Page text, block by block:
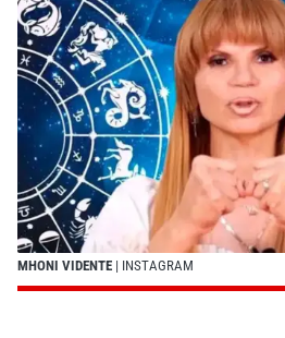
MHONI VIDENTE | INSTAGRAM